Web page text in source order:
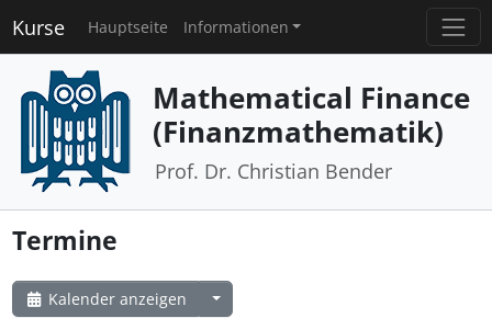
Kurse Hauptseite Informationen
Mathematical Finance
(Finanzmathematik)
Prof. Dr. Christian Bender
Termine
Kalender anzeigen